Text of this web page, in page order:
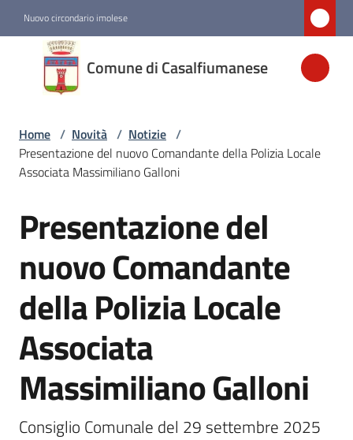
Nuovo circondario imolese
Comune di Casalfiumanese
Comune di
Casalfiumanese
Amministrazione
Vivere
Casalfiumanese
Home / Novità / Notizie /
Presentazione del nuovo Comandante della Polizia Locale
Associata Massimiliano Galloni
Salta al contenuto
Presentazione del
nuovo Comandante
della Polizia Locale
Associata
Massimiliano Galloni
Consiglio Comunale del 29 settembre 2025